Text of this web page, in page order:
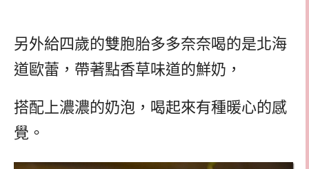
另外給四歲的雙胞胎多多奈奈喝的是北海
道歐蕾，帶著點香草味道的鮮奶，
搭配上濃濃的奶泡，喝起來有種暖心的感
覺。